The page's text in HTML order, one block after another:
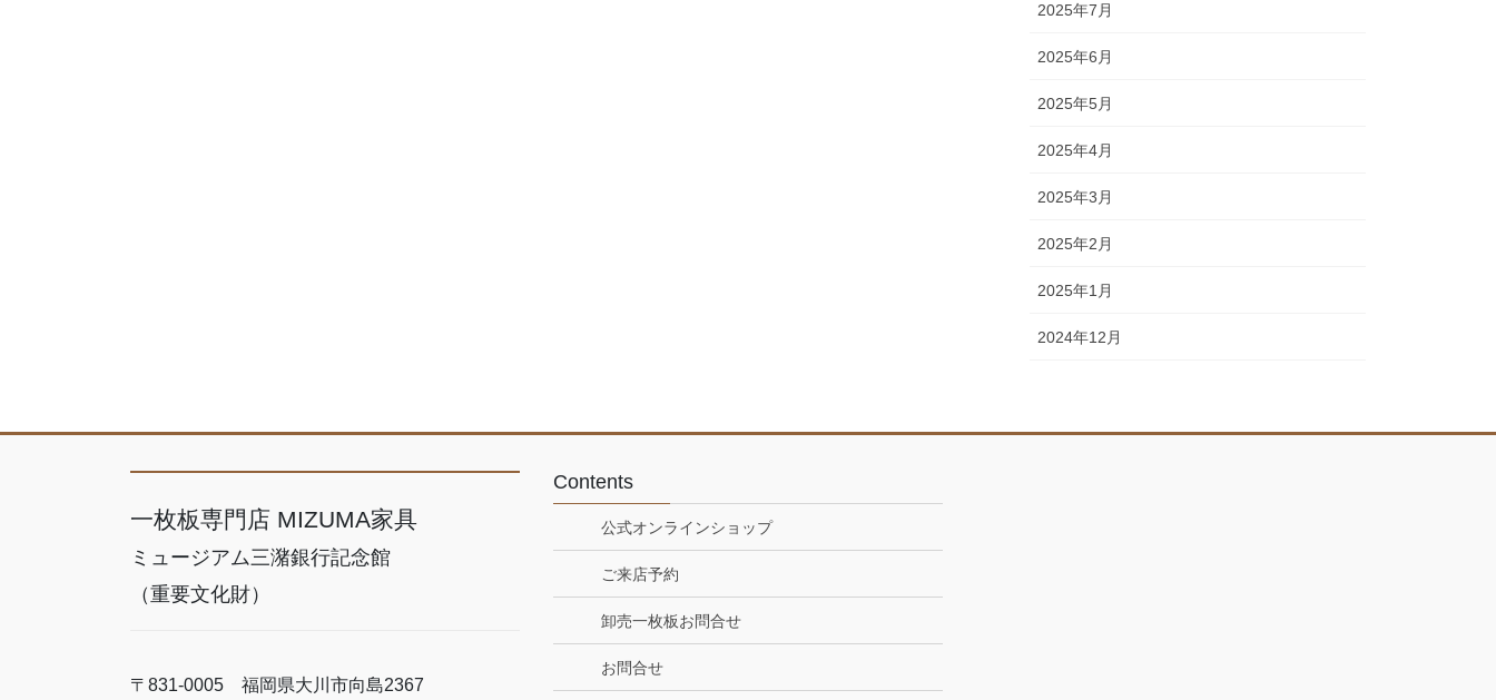
2025年7月
2025年6月
2025年5月
2025年4月
2025年3月
2025年2月
2025年1月
2024年12月
一枚板専門店 MIZUMA家具
ミュージアム三潴銀行記念館
（重要文化財）
〒831-0005 福岡県大川市向島2367
Contents
公式オンラインショップ
ご来店予約
卸売一枚板お問合せ
お問合せ